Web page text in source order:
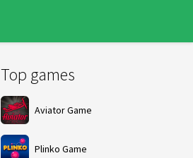
Top games
Aviator Game
Plinko Game